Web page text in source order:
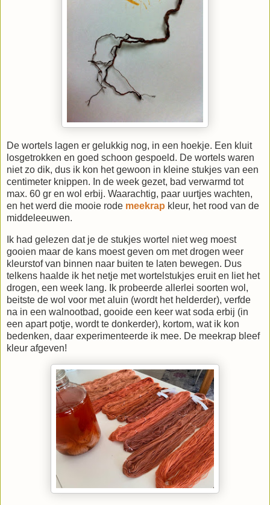
De wortels lagen er gelukkig nog, in een hoekje. Een kluit
losgetrokken en goed schoon gespoeld. De wortels waren
niet zo dik, dus ik kon het gewoon in kleine stukjes van een
centimeter knippen. In de week gezet, bad verwarmd tot
max. 60 gr en wol erbij. Waarachtig, paar uurtjes wachten,
en het werd die mooie rode meekrap kleur, het rood van de
middeleeuwen.
Ik had gelezen dat je de stukjes wortel niet weg moest
gooien maar de kans moest geven om met drogen weer
kleurstof van binnen naar buiten te laten bewegen. Dus
telkens haalde ik het netje met wortelstukjes eruit en liet het
drogen, een week lang. Ik probeerde allerlei soorten wol,
beitste de wol voor met aluin (wordt het helderder), verfde
na in een walnootbad, gooide een keer wat soda erbij (in
een apart potje, wordt te donkerder), kortom, wat ik kon
bedenken, daar experimenteerde ik mee. De meekrap bleef
kleur afgeven!